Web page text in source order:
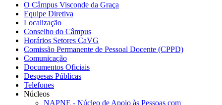
O Câmpus Visconde da Graça
Equipe Diretiva
Localização
Conselho do Câmpus
Horários Setores CaVG
Comissão Permanente de Pessoal Docente (CPPD)
Comunicação
Documentos Oficiais
Despesas Públicas
Telefones
Núcleos
NAPNE - Núcleo de Apoio às Pessoas com